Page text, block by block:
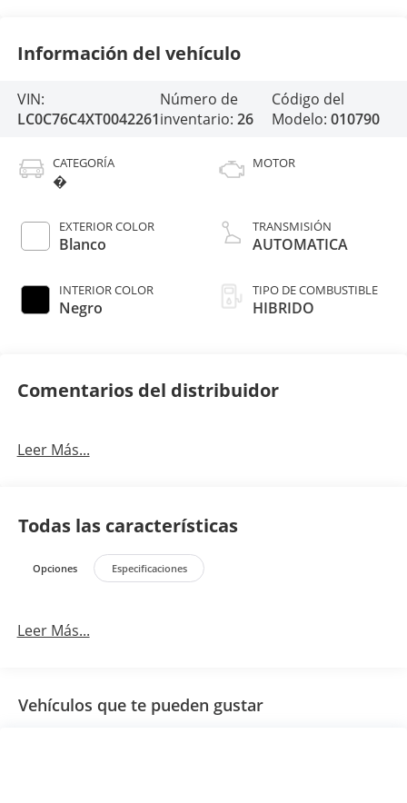
Información del vehículo
VIN:
LC0C76C4XT0042261
Número de
inventario: 26
Código del
Modelo:010790
CATEGORÍA
�
EXTERIOR COLOR
Blanco
INTERIOR COLOR
Negro
MOTOR
TRANSMISIÓN
AUTOMATICA
TIPO DE COMBUSTIBLE
HIBRIDO
Comentarios del distribuidor
Leer Más...
Todas las características
Opciones Especificaciones
Leer Más...
Vehículos que te pueden gustar